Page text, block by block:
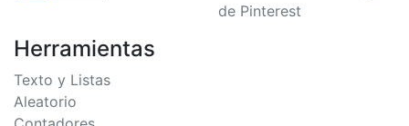
de Pinterest
Herramientas
Texto y Listas
Aleatorio